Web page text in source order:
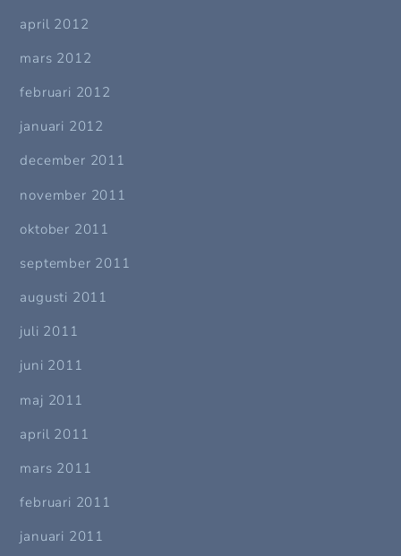
april 2012
mars 2012
februari 2012
januari 2012
december 2011
november 2011
oktober 2011
september 2011
augusti 2011
juli 2011
juni 2011
maj 2011
april 2011
mars 2011
februari 2011
januari 2011